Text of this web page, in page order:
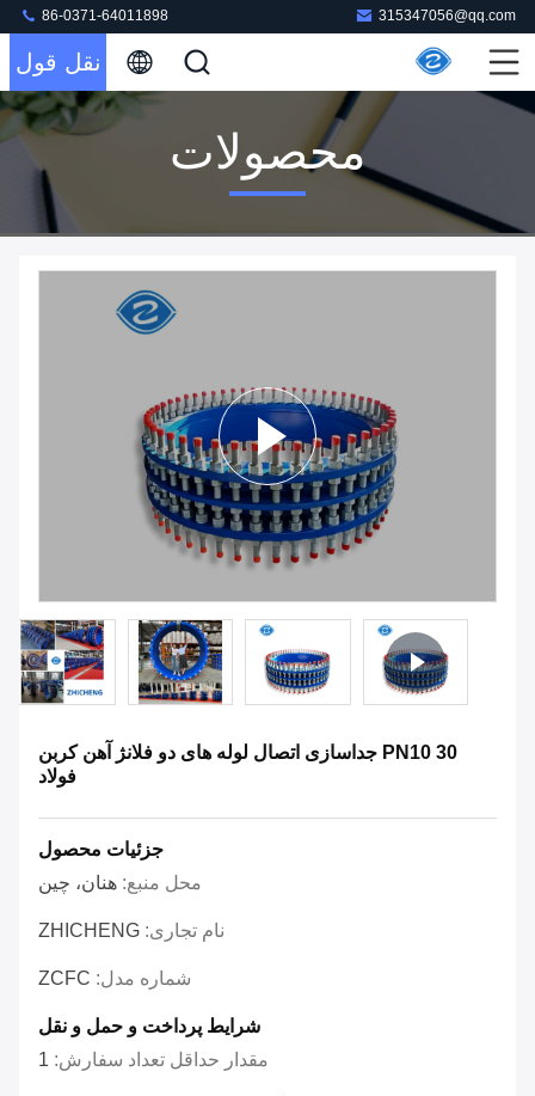
315347056@qq.com
86-0371-64011898
نقل قول
محصولات
PN10 30 جداسازی اتصال لوله های دو فلانژ آهن کربن
فولاد
جزئیات محصول
محل منبع: هنان، چین
نام تجاری: ZHICHENG
شماره مدل: ZCFC
شرایط پرداخت و حمل و نقل
مقدار حداقل تعداد سفارش: 1